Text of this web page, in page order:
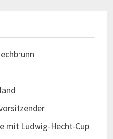
mit Ludwig-Hecht-Cup